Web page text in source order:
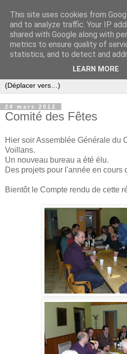
24 mars 2012
Comité des Fêtes
Hier soir Assemblée Générale du
Voillans.
Un nouveau bureau a été élu.
Des projets pour l'année en cours
Bientôt le Compte rendu de cette
This site uses cookies from
and to analyze traffic. Your IP
shared with Google along with
metrics to ensure quality of
statistics, and to detect and
LEARN MORE